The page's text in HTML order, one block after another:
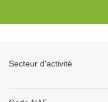
Secteur d'activité